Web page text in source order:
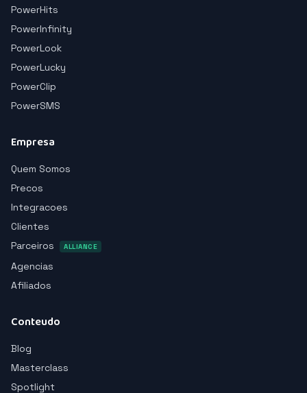
PowerHits
PowerInfinity
PowerLook
PowerLucky
PowerClip
PowerSMS
Empresa
Quem Somos
Precos
Integracoes
Clientes
Parceiros
ALLIANCE
Agencias
Afiliados
Conteudo
Blog
Masterclass
Spotlight